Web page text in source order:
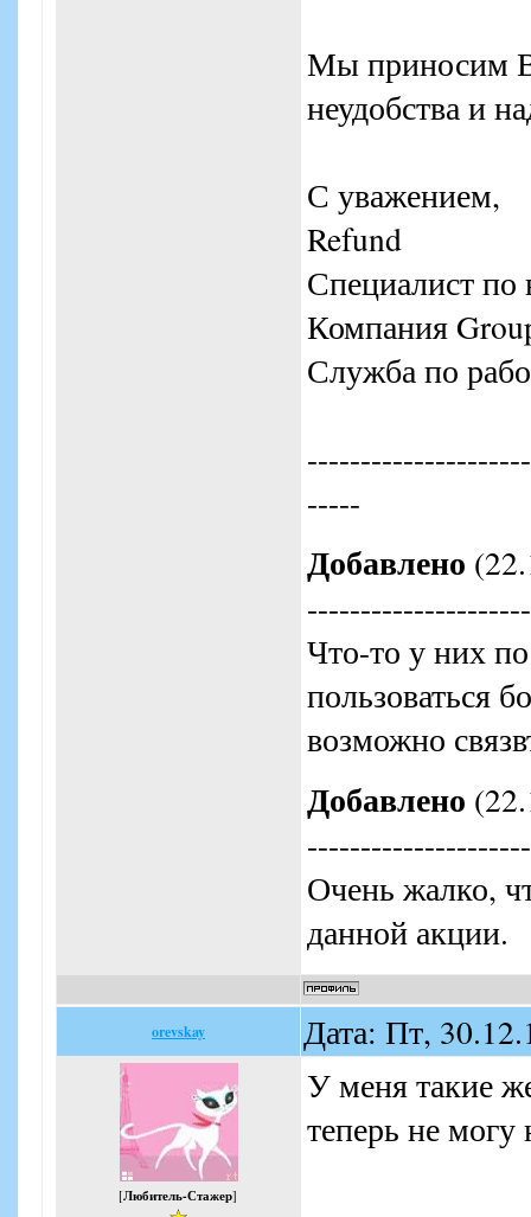
Мы приносим
неудобства и
С уважением,
Refund
Специалист по
Компания
Служба по
-----
Добавлено
Что-то у них
пользоваться
возможно
Добавлено
Очень жалко,
данной акции.
orevskay Дата: Пт,
[Любитель-Стажер]
У меня такие
теперь не могу